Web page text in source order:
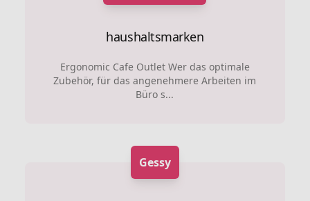
haushaltsmarken
Ergonomic Cafe Outlet Wer das optimale
Zubehör, für das angenehmere Arbeiten im
Büro s...
Gessy